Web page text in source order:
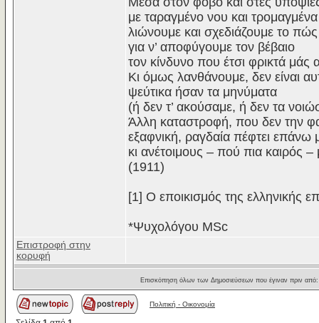
με ταραγμένο νου και τρομαγμένα
λιώνουμε και σχεδιάζουμε το
για ν’ αποφύγουμε τον βέβαιο
τον κίνδυνο που έτσι φρικτά μάς
Κι όμως λανθάνουμε, δεν είναι
ψεύτικα ήσαν τα μηνύματα
(ή δεν τ’ ακούσαμε, ή δεν τα
Άλλη καταστροφή, που δεν την
εξαφνική, ραγδαία πέφτει επάνω
κι ανέτοιμους – πού πια καιρός –
(1911)
[1] Ο εποικισμός της ελληνικής
*Ψυχολόγου ΜSc
Επιστροφή στην
κορυφή
Επισκόπηση όλων των Δημοσιεύσεων που έγιναν πριν
Πολιτική - Oικονομία